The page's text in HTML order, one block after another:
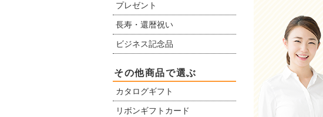
プレゼント
長寿・還暦祝い
ビジネス記念品
その他商品で選ぶ
カタログギフト
リボンギフトカード